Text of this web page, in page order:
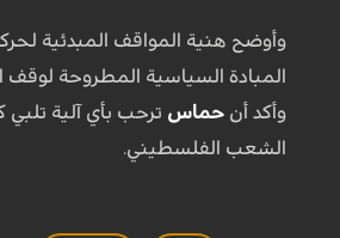
وأوضح هنية المواقف المبدئية
المبادة السياسية المطروحة لوقف
وأكد أن حماس ترحب بأي آلية
الشعب الفلسطيني.